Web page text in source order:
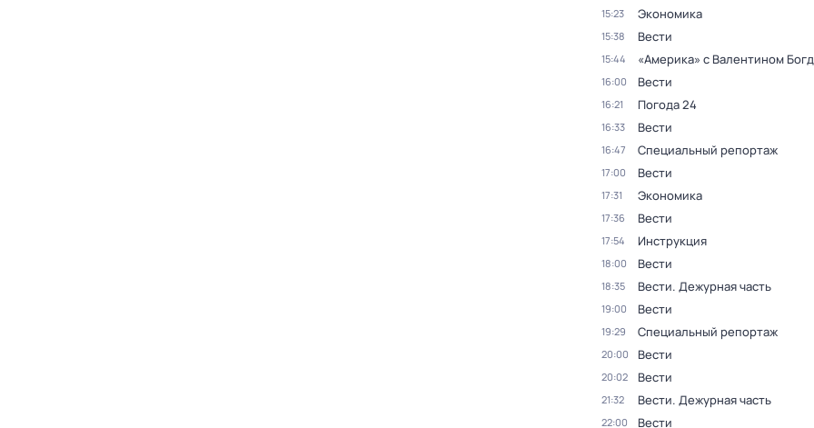
15:23 Экономика
15:38 Вести
15:44 «Америка» с Валентином
16:00 Вести
16:21 Погода 24
16:33 Вести
16:47 Специальный репортаж
17:00 Вести
17:31 Экономика
17:36 Вести
17:54 Инструкция
18:00 Вести
18:35 Вести. Дежурная часть
19:00 Вести
19:29 Специальный репортаж
20:00 Вести
20:02 Вести
21:32 Вести. Дежурная часть
22:00 Вести